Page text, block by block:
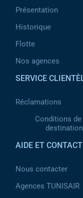
Présentation
Historique
Flotte
Nos agences
SERVICE
Réclamations
Conditions
AIDE ET CONTACT
Nous contacter
Agences TUNISAIR